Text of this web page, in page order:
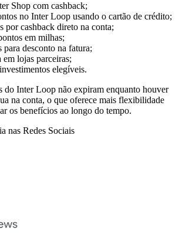
Shop com cashback;
no Inter Loop usando o cartão de crédito;
por cashback direto na conta;
em milhas;
para desconto na fatura;
em lojas parceiras;
elegíveis.
do Inter Loop não expiram enquanto houver
na conta, o que oferece mais flexibilidade
os benefícios ao longo do tempo.
nas Redes Sociais